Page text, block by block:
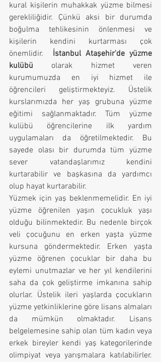
kural kişilerin muhakkak yüzme bilmesi
gerekliliğidir. Çünkü aksi bir durumda
boğulma tehlikesinin önlenmesi ve
kişilerin kendini kurtarması çok
önemlidir. İstanbul Ataşehir'de yüzme
kulübü olarak hizmet veren
kurumumuzda en iyi hizmet ile
öğrencileri geliştirmekteyiz. Üstelik
kurslarımızda her yaş grubuna yüzme
eğitimi sağlanmaktadır. Tüm yüzme
kulübü öğrencilerine ilk yardım
uygulamaları da öğretilmektedir. Bu
sayede olası bir durumda tüm yüzme
sever vatandaşlarımız kendini
kurtarabilir ve başkasına da yardımcı
olup hayat kurtarabilir.
Yüzmek için yaş beklenmemelidir. En iyi
yüzme öğrenilen yaşın çocukluk yaşı
olduğu bilinmektedir. Bu nedenle birçok
veli çocuğunu en erken yaşta yüzme
kursuna göndermektedir. Erken yaşta
yüzme öğrenen çocuklar bir daha bu
eylemi unutmazlar ve her yıl kendilerini
saha da çok geliştirme imkanına sahip
olurlar. Üstelik ileri yaşlarda çocukların
yüzme yetkinliklerine göre lisans almaları
da mümkün olmaktadır. Lisans
belgelemesine sahip olan tüm kadın veya
erkek bireyler kendi yaş kategorilerinde
olimpiyat veya yarışmalara katılabilirler.